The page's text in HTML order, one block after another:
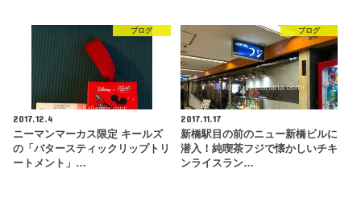
ブログ
2017.12.4
ニーマンマーカス限定 キールズ
の「バタースティックリップトリ
ートメント」…
ブログ
2017.11.17
新橋駅目の前のニュー新橋ビルに
潜入！純喫茶フジで懐かしいチキ
ンライスラン…